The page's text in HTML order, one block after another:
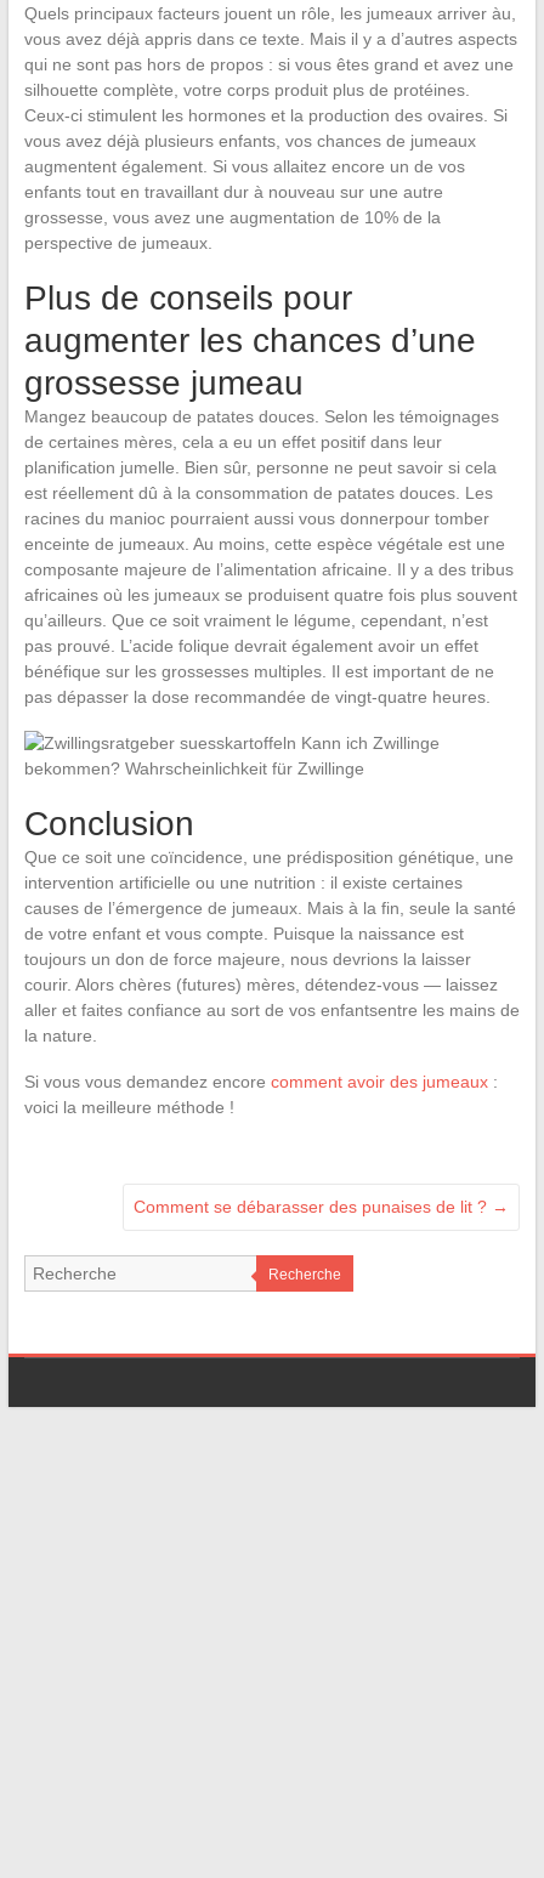
Quels principaux facteurs jouent un rôle, les jumeaux arriver àu,
vous avez déjà appris dans ce texte. Mais il y a d’autres aspects
qui ne sont pas hors de propos : si vous êtes grand et avez une
silhouette complète, votre corps produit plus de protéines.
Ceux-ci stimulent les hormones et la production des ovaires. Si
vous avez déjà plusieurs enfants, vos chances de jumeaux
augmentent également. Si vous allaitez encore un de vos
enfants tout en travaillant dur à nouveau sur une autre
grossesse, vous avez une augmentation de 10% de la
perspective de jumeaux.
Plus de conseils pour
augmenter les chances d’une
grossesse jumeau
Mangez beaucoup de patates douces. Selon les témoignages
de certaines mères, cela a eu un effet positif dans leur
planification jumelle. Bien sûr, personne ne peut savoir si cela
est réellement dû à la consommation de patates douces. Les
racines du manioc pourraient aussi vous donnerpour tomber
enceinte de jumeaux. Au moins, cette espèce végétale est une
composante majeure de l’alimentation africaine. Il y a des tribus
africaines où les jumeaux se produisent quatre fois plus souvent
qu’ailleurs. Que ce soit vraiment le légume, cependant, n’est
pas prouvé. L’acide folique devrait également avoir un effet
bénéfique sur les grossesses multiples. Il est important de ne
pas dépasser la dose recommandée de vingt-quatre heures.
Conclusion
Que ce soit une coïncidence, une prédisposition génétique, une
intervention artificielle ou une nutrition : il existe certaines
causes de l’émergence de jumeaux. Mais à la fin, seule la santé
de votre enfant et vous compte. Puisque la naissance est
toujours un don de force majeure, nous devrions la laisser
courir. Alors chères (futures) mères, détendez-vous — laissez
aller et faites confiance au sort de vos enfantsentre les mains de
la nature.
Si vous vous demandez encore comment avoir des jumeaux:
voici la meilleure méthode !
Comment se débarasser des punaises de lit ? →
Recherche